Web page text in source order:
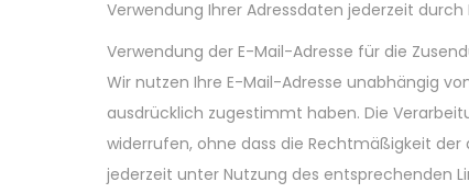
Verwendung Ihrer Adressdaten jederzeit
Verwendung der E-Mail-Adresse für die
Wir nutzen Ihre E-Mail-Adresse unabhängig
ausdrücklich zugestimmt haben. Die
widerrufen, ohne dass die Rechtmäßigkeit
jederzeit unter Nutzung des entsprechenden